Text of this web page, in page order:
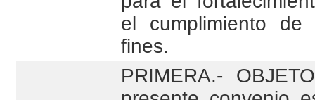
el cumplimiento de
fines.
PRIMERA.-